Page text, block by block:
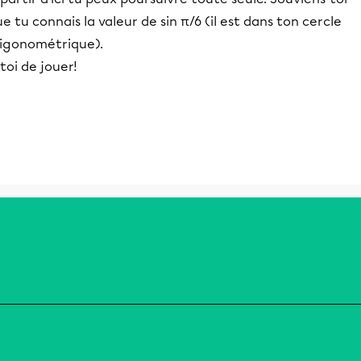
tu connais la valeur de sin π/6 (il est dans ton cercle
de jouer!